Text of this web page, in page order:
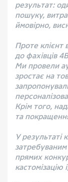
результат:
пошуку,
ймовірно,
Проте клієнт
до фахівців
Ми провели
зростає на
Крім того,
та
У результаті
прямих
кастомізацію